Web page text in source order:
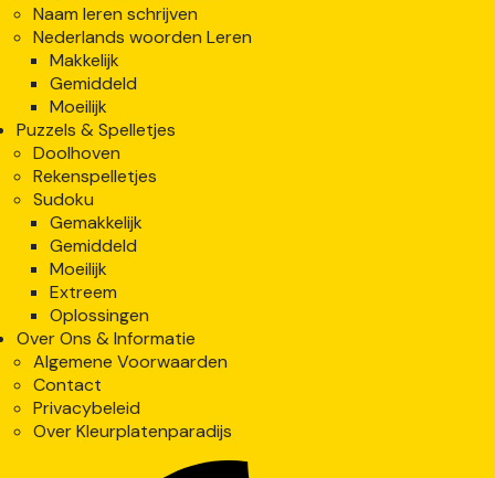
Naam leren schrijven
Nederlands woorden Leren
Makkelijk
Gemiddeld
Moeilijk
Puzzels & Spelletjes
Doolhoven
Rekenspelletjes
Sudoku
Gemakkelijk
Gemiddeld
Moeilijk
Extreem
Oplossingen
Over Ons & Informatie
Algemene Voorwaarden
Contact
Privacybeleid
Over Kleurplatenparadijs